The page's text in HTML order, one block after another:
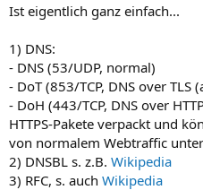
Ist eigentlich ganz einfach...
1) DNS:
- DNS (53/UDP, normal)
- DoT (853/TCP, DNS over TLS
- DoH (443/TCP, DNS over
HTTPS-Pakete verpackt und
von normalem Webtraffic
2) DNSBL s. z.B. Wikipedia
3) RFC, s. auch Wikipedia